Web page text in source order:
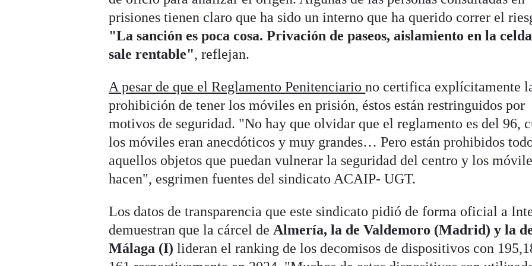
prisiones tienen claro que ha sido un interno que ha querido correr el
"La sanción es poca cosa. Privación de paseos, aislamiento en la
sale rentable", reflejan.
A pesar de que el Reglamento Penitenciariono certifica explícitamente
prohibición de tener los móviles en prisión, éstos están restringuidos por
motivos de seguridad. "No hay que olvidar que el reglamento es del 96,
los móviles eran anecdóticos y muy grandes… Pero están prohibidos
aquellos objetos que puedan vulnerar la seguridad del centro y los
hacen", esgrimen fuentes del sindicato ACAIP- UGT.
Los datos de transparencia que este sindicato pidió de forma oficial a
demuestran que la cárcel de Almería, la de Valdemoro (Madrid) y la
Málaga (I) lideran el ranking de los decomisos de dispositivos con